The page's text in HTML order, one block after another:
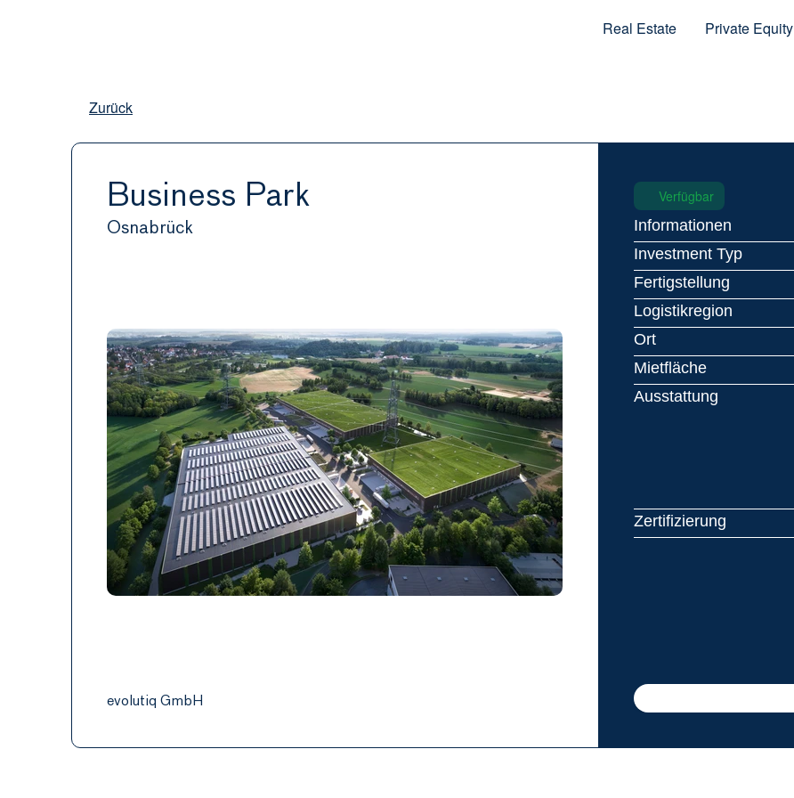
Zurück
Business Park
Osnabrück
evolutiq GmbH
Verfügbar
Informationen
Investment Typ
Fertigstellung
Logistikregion
Ort
Mietfläche
Ausstattung
Zertifizierung
Real Estate Private Equity